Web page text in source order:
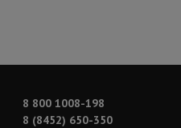
8 800 1008-198
8 (8452) 650-350